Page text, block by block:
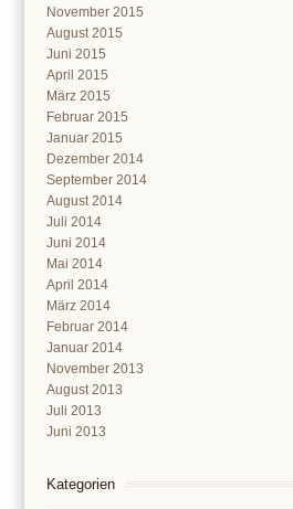
November 2015
August 2015
Juni 2015
April 2015
März 2015
Februar 2015
Januar 2015
Dezember 2014
September 2014
August 2014
Juli 2014
Juni 2014
Mai 2014
April 2014
März 2014
Februar 2014
Januar 2014
November 2013
August 2013
Juli 2013
Juni 2013
Kategorien